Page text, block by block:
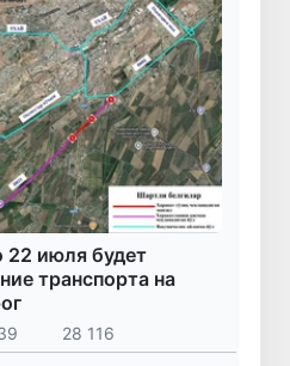
22 июля будет
транспорта на
28 116